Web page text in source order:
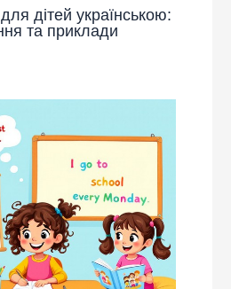
дітей українською:
та приклади